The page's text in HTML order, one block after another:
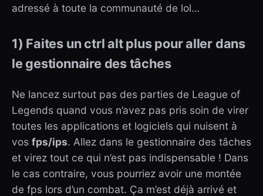
adressé à toute la communauté de lol…
1) Faites un ctrl alt plus pour aller dans
le gestionnaire des tâches
Ne lancez surtout pas des parties de League of
Legends quand vous n’avez pas pris soin de virer
toutes les applications et logiciels qui nuisent à
vos fps/ips. Allez dans le gestionnaire des tâches
et virez tout ce qui n’est pas indispensable ! Dans
le cas contraire, vous pourriez avoir une montée
de fps lors d’un combat. Ça m’est déjà arrivé et